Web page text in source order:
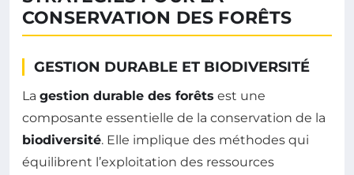
CONSERVATION DES FORÊTS
GESTION DURABLE ET BIODIVERSITÉ
La gestion durable des forêts est une
composante essentielle de la conservation de la
biodiversité. Elle implique des méthodes qui
équilibrent l’exploitation des ressources